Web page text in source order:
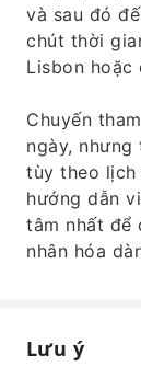
và sau đó
chút thời
Lisbon hoặc
Chuyến
ngày,
tùy theo lịch
hướng dẫn
tâm nhất để
nhân hóa
Lưu ý